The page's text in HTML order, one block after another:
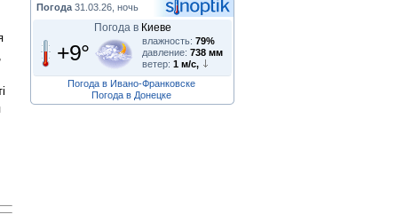
Погода 31.03.26, ночь
Погода в Киеве
+9° влажность: 79%
давление: 738 мм
ветер: 1 м/с,
Погода в Ивано-Франковске
Погода в Донецке